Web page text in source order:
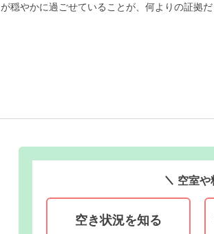
分かるよう、壁に大きく施
が穏やかに過ごせていることが、何よりの証拠だ
空室や
空き状況を知る